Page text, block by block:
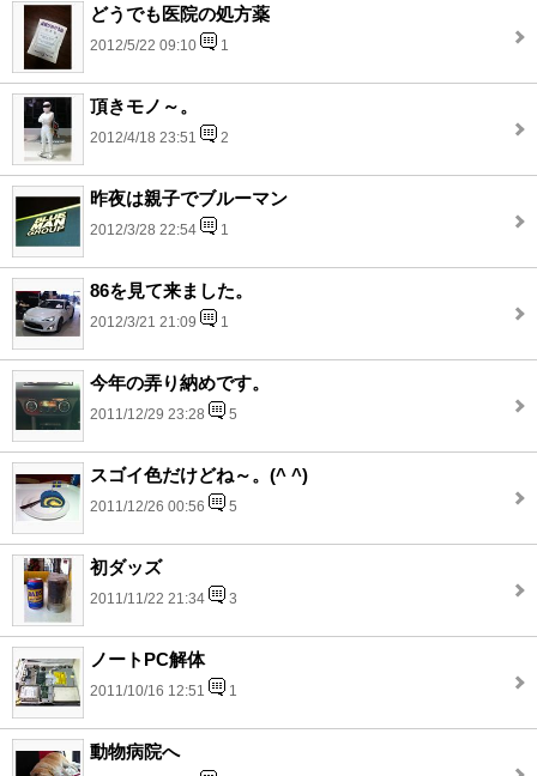
どうでも医院の処方薬
2012/5/22 09:10 1
頂きモノ～。
2012/4/18 23:51 2
昨夜は親子でブルーマン
2012/3/28 22:54 1
86を見て来ました。
2012/3/21 21:09 1
今年の弄り納めです。
2011/12/29 23:28 5
スゴイ色だけどね～。(^ ^)
2011/12/26 00:56 5
初ダッズ
2011/11/22 21:34 3
ノートPC解体
2011/10/16 12:51 1
動物病院へ